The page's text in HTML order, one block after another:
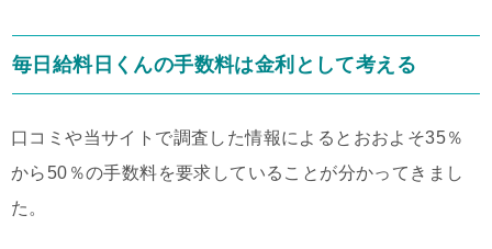
毎日給料日くんの手数料は金利として考える
口コミや当サイトで調査した情報によるとおおよそ35％
から50％の手数料を要求していることが分かってきまし
た。